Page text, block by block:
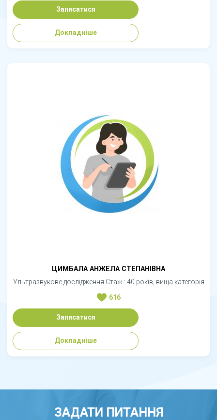
Записатися
Докладніше
ЦИМБАЛА АНЖЕЛА СТЕПАНІВНА
Ультразвукове дослідження Стаж : 40 років, вища категорія
616
Записатися
Докладніше
ЗАДАТИ ПИТАННЯ